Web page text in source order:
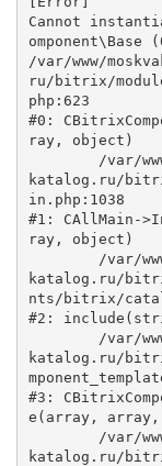
Cannot
omponent\Base
/var/www/
ru/bitrix/
php:623
#0:
ray, object)
katalog.ru/
in.php:1038
#1: CAllMain-
ray, object)
katalog.ru/
nts/bitrix/
#2:
katalog.ru/
#3:
e(array,
katalog.ru/